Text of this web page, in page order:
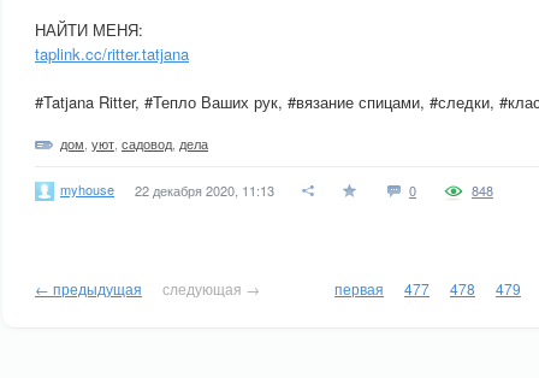
НАЙТИ МЕНЯ:
taplink.cc/ritter.tatjana
#Tatjana Ritter, #Тепло Ваших рук, #вязание спицами, #следки,
дом уют садовод дела
myhouse 22 декабря 2020, 11:13 0 848
← предыдущая следующая → первая 477 478 479